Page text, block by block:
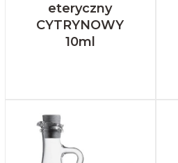
eteryczny
CYTRYNOWY
10ml